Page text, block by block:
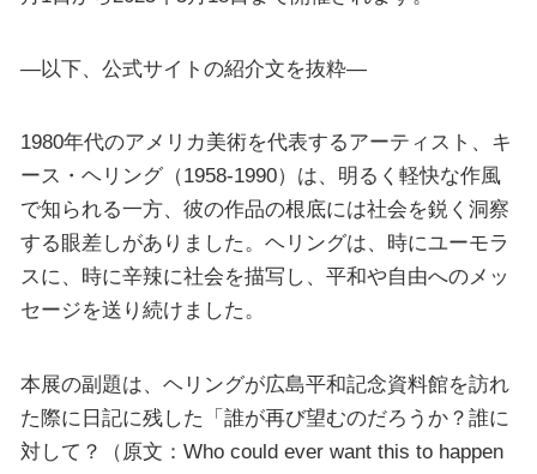
—以下、公式サイトの紹介文を抜粋—
1980年代のアメリカ美術を代表するアーティスト、キ
ース・ヘリング（1958-1990）は、明るく軽快な作風
で知られる一方、彼の作品の根底には社会を鋭く洞察
する眼差しがありました。ヘリングは、時にユーモラ
スに、時に辛辣に社会を描写し、平和や自由へのメッ
セージを送り続けました。
本展の副題は、ヘリングが広島平和記念資料館を訪れ
た際に日記に残した「誰が再び望むのだろうか？誰に
対して？（原文：Who could ever want this to happen